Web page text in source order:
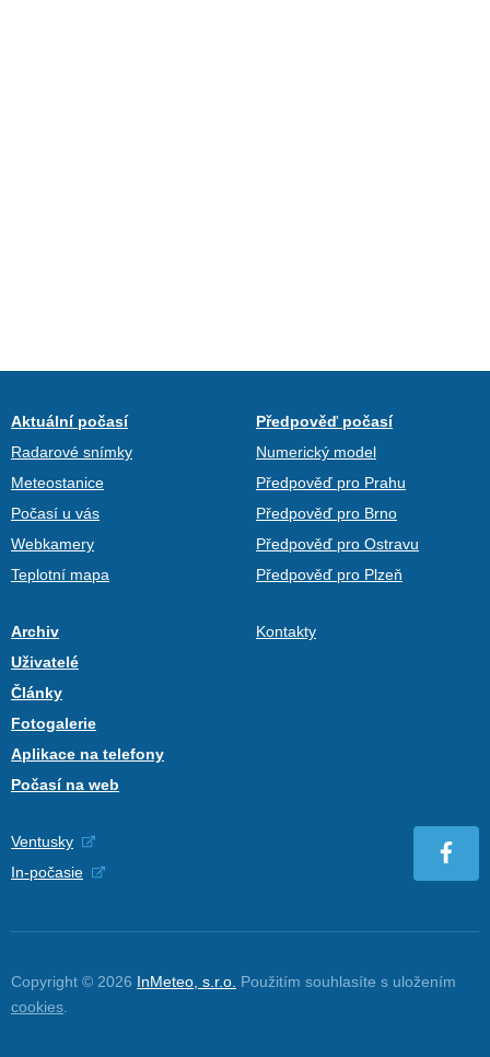
Aktuální počasí
Radarové snímky
Meteostanice
Počasí u vás
Webkamery
Teplotní mapa
Předpověď počasí
Numerický model
Předpověď pro Prahu
Předpověď pro Brno
Předpověď pro Ostravu
Předpověď pro Plzeň
Archiv
Uživatelé
Články
Fotogalerie
Aplikace na telefony
Počasí na web
Kontakty
Ventusky
In-počasie
Copyright © 2026 InMeteo, s.r.o. Použitím souhlasíte s uložením
cookies